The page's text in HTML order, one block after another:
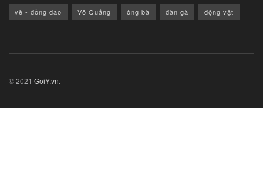
vè - đồng dao Võ Quảng ông bà đàn gà động vật
© 2021 GoiY.vn.